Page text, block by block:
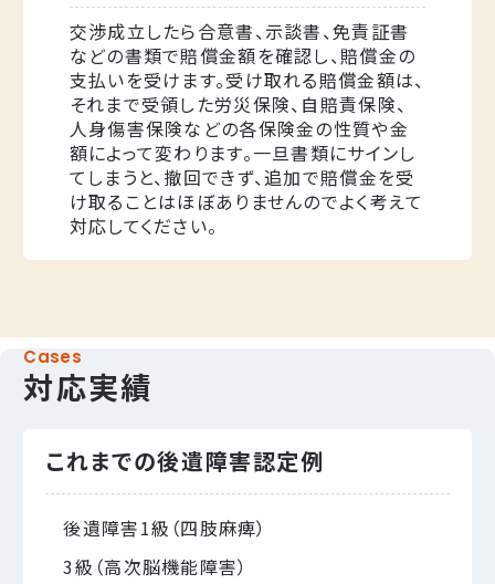
交渉成立したら合意書、示談書、免責証書
などの書類で賠償金額を確認し、賠償金の
支払いを受けます。受け取れる賠償金額は、
それまで受領した労災保険、自賠責保険、
人身傷害保険などの各保険金の性質や金
額によって変わります。一旦書類にサインし
てしまうと、撤回できず、追加で賠償金を受
け取ることはほぼありませんのでよく考えて
対応してください。
Cases
対応実績
これまでの後遺障害認定例
後遺障害1級（四肢麻痺）
3級（高次脳機能障害）